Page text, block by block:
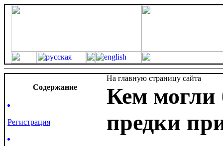
Cодержание
Регистрация
На главную страницу сайта
Кем
предки